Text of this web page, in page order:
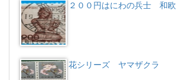
２００円はにわの兵士 和
花シリーズ ヤマザクラ